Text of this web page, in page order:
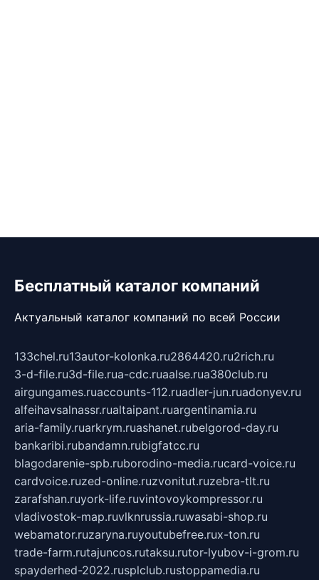
Бесплатный каталог компаний
Актуальный каталог компаний по всей России
133chel.ru13autor-kolonka.ru2864420.ru2rich.ru
3-d-file.ru3d-file.rua-cdc.ruaalse.rua380club.ru
airgungames.ruaccounts-112.ruadler-jun.ruadonyev.ru
alfeihavsalnassr.rualtaipant.ruargentinamia.ru
aria-family.ruarkrym.ruashanet.rubelgorod-day.ru
bankaribi.rubandamn.rubigfatcc.ru
blagodarenie-spb.ruborodino-media.rucard-voice.ru
cardvoice.ruzed-online.ruzvonitut.ruzebra-tlt.ru
zarafshan.ruyork-life.ruvintovoykompressor.ru
vladivostok-map.ruvlknrussia.ruwasabi-shop.ru
webamator.ruzaryna.ruyoutubefree.rux-ton.ru
trade-farm.rutajuncos.rutaksu.rutor-lyubov-i-grom.ru
spayderhed-2022.rusplclub.rustoppamedia.ru